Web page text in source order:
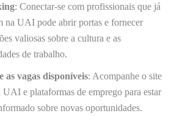
: Conectar-se com profissionais que já
na UAI pode abrir portas e fornecer
valiosas sobre a cultura e as
de trabalho.
as vagas disponíveis: Acompanhe o site
e plataformas de emprego para estar
sobre novas oportunidades.